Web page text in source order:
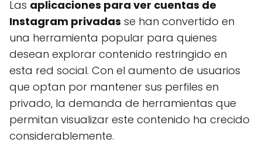
Las aplicaciones para ver cuentas de
Instagram privadas se han convertido en
una herramienta popular para quienes
desean explorar contenido restringido en
esta red social. Con el aumento de usuarios
que optan por mantener sus perfiles en
privado, la demanda de herramientas que
permitan visualizar este contenido ha crecido
considerablemente.